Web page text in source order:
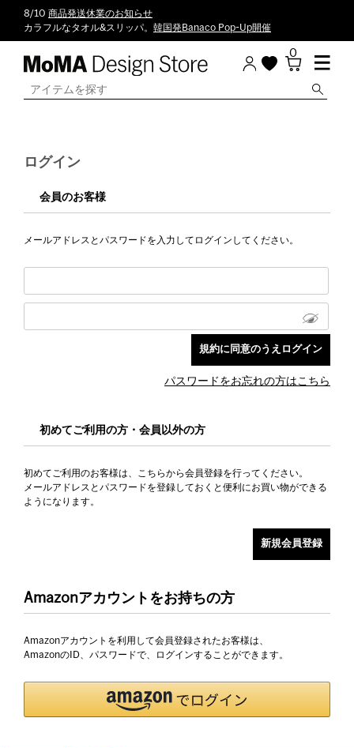
8/10 商品発送休業のお知らせ
カラフルなタオル&スリッパ。 韓国発Banaco Pop-Up開催
0
ログイン
会員のお客様
メールアドレスとパスワードを入力してログインしてください。
パスワードをお忘れの方はこちら
初めてご利用の方・会員以外の方
初めてご利用のお客様は、こちらから会員登録を行ってください。
メールアドレスとパスワードを登録しておくと便利にお買い物ができる
ようになります。
Amazonアカウントをお持ちの方
Amazonアカウントを利用して会員登録されたお客様は、
AmazonのID、パスワードで、ログインすることができます。